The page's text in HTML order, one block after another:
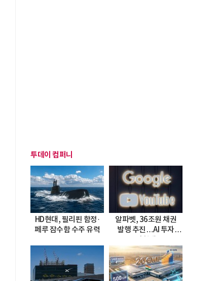
투데이 컴퍼니
HD현대, 필리핀 함정·
페루 잠수함 수주 유력
알파벳, 36조원 채권
발행 추진…AI 투자